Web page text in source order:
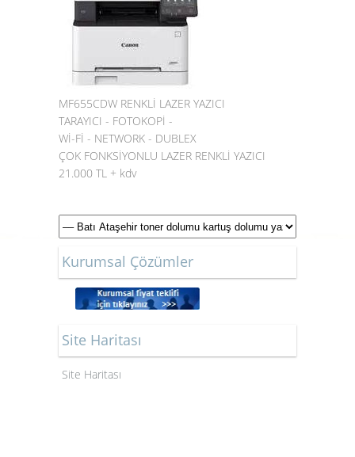
MF655CDW RENKLİ LAZER YAZICI
TARAYICI - FOTOKOPİ -
Wİ-Fİ - NETWORK - DUBLEX
ÇOK FONKSİYONLU LAZER RENKLİ YAZICI
21.000 TL + kdv
Kurumsal Çözümler
Site Haritası
Site Haritası